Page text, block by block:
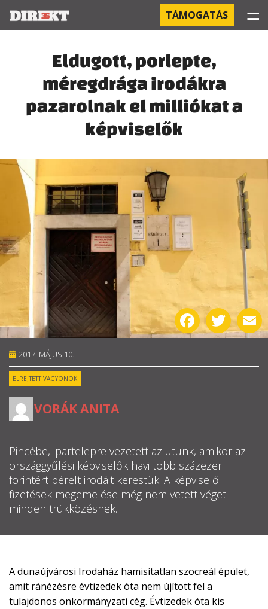
PROJEKTEK
KÓRHÁZI FERTŐZÉSEK
ORBÁN ÉS A GAZDASÁG
OROSZ KAPCSOLATOK
PEGASUS-MEGFIGYELÉSEK
AZ ORBÁN CSALÁD ÜZLETEI
OFFSHORE TITKOK
RÓLUNK
ALAPELVEK
CSAPAT
MŰKÖDÉS
TÁMOGATÁS
1%
WEBSHOP

EN

TÁMOGATÁS ☰
Eldugott, porlepte,
méregdrága irodákra
pazarolnak el milliókat a
képviselők
2017. MÁJUS 10.
ELREJTETT VAGYONOK
VORÁK ANITA
Pincébe, ipartelepre vezetett az utunk, amikor az
országgyűlési képviselők havi több százezer
forintért bérelt irodáit kerestük. A képviselői
fizetések megemelése még nem vetett véget
minden trükközésnek.
FacebookTwitter
A dunaújvárosi Irodaház hamisítatlan szocreál épület,
amit ránézésre évtizedek óta nem újított fel a
tulajdonos önkormányzati cég. Évtizedek óta kis